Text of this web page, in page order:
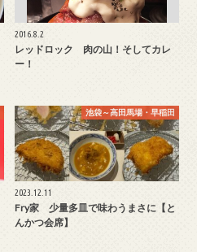
2016.8.2
レッドロック 肉の山！そしてカレ
ー！
池袋～高田馬場・早稲田
2023.12.11
Fry家 少量多皿で味わうまさに【と
んかつ会席】